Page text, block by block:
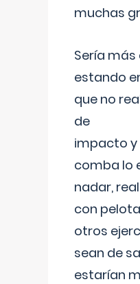
muchas
Sería
estando
que no
de
impacto y
comba lo
nadar,
con
otros
sean de
estarían